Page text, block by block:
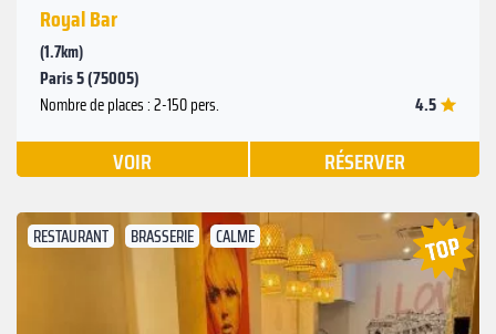
Royal Bar
(1.7km)
Paris 5 (75005)
Nombre de places : 2-150 pers. 4.5
VOIR RÉSERVER
RESTAURANT BRASSERIE CALME